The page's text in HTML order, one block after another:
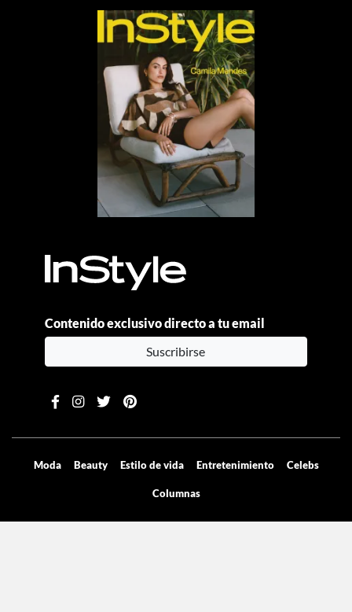
Contenido exclusivo directo a tu email
Suscribirse
Moda Beauty Estilo de vida Entretenimiento Celebs
Columnas